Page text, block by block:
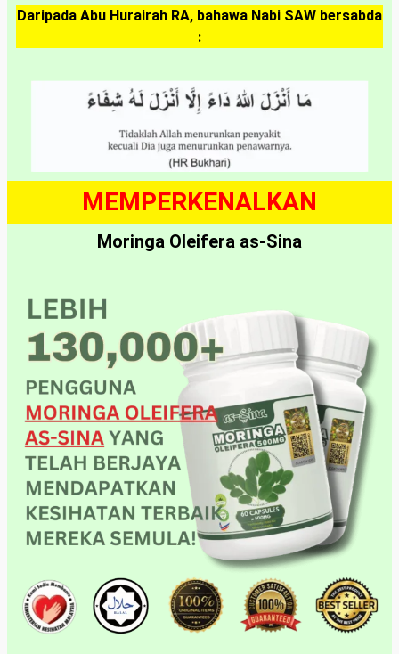
Daripada Abu Hurairah RA, bahawa Nabi SAW bersabda
:
MEMPERKENALKAN
Moringa Oleifera as-Sina